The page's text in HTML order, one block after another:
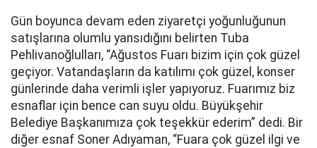
Gün boyunca devam eden ziyaretçi yoğunluğunun
satışlarına olumlu yansıdığını belirten Tuba
Pehlivanoğlulları, “Ağustos Fuarı bizim için çok güzel
geçiyor. Vatandaşların da katılımı çok güzel, konser
günlerinde daha verimli işler yapıyoruz. Fuarımız biz
esnaflar için bence can suyu oldu. Büyükşehir
Belediye Başkanımıza çok teşekkür ederim” dedi. Bir
diğer esnaf Soner Adıyaman, “Fuara çok güzel ilgi ve